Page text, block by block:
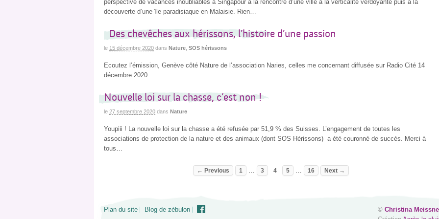
perspective de vacances inoubliables à Singapour à la rencontre d’une ville à la verticalité verdoyante puis à la
découverte d’une île paradisiaque en Malaisie. Rien…
Des chevêches aux hérissons, l’histoire d’une passion
le 15 décembre 2020 dans Nature SOS hérissons
Ecoutez l’émission, Genève côté Nature de l’association Naries, celles me concernant diffusée sur Radio Cité 14
décembre 2020…
Nouvelle loi sur la chasse, c’est non !
le 27 septembre 2020 dans Nature
Youpiii ! La nouvelle loi sur la chasse a été refusée par 51,9 % des Suisses. L’engagement de toutes les
associations de protection de la nature et des animaux (dont SOS Hérissons) a été couronné de succès. Merci à
tous…
← Previous 1 3 4 5 16 Next →
Plan du site Blog de zébulon © Christina